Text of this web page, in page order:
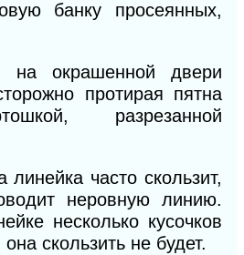
банку просеянных,
на окрашенной двери
протирая пятна
разрезанной
линейка часто скользит,
неровную линию.
несколько кусочков
скользить не будет.